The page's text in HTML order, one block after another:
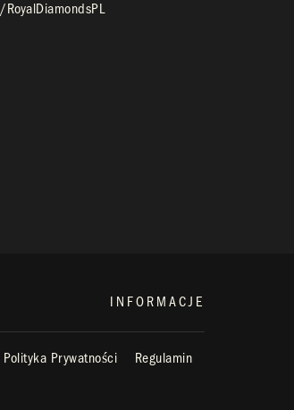
/royalDiamondsPL
INFORMACJE
Polityka Prywatności Regulamin